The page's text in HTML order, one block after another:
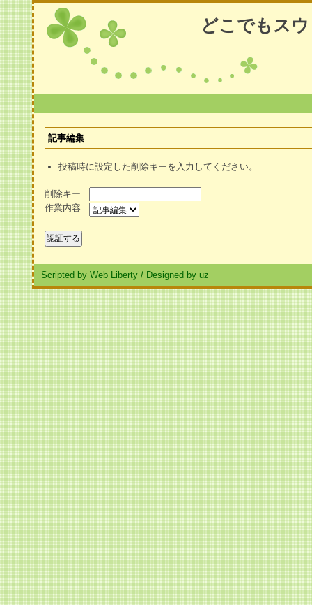
どこでもス
記事編集
投稿時に設定した削除キーを入力してください。
削除キー
作業内容
Scripted by Web Liberty / Designed by uz